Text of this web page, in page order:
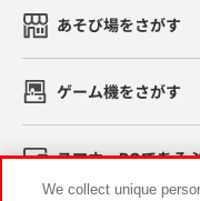
あそび場をさがす
ゲーム機をさがす
スマホ・PCであそ
We collect unique